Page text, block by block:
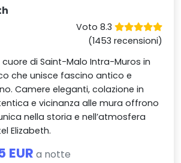
Voto 8.3
(1453 recensioni)
di Saint-Malo Intra-Muros in
che unisce fascino antico e
Camere eleganti, colazione in
e vicinanza alle mura offrono
nella storia e nell’atmosfera
Elizabeth.
EUR a notte